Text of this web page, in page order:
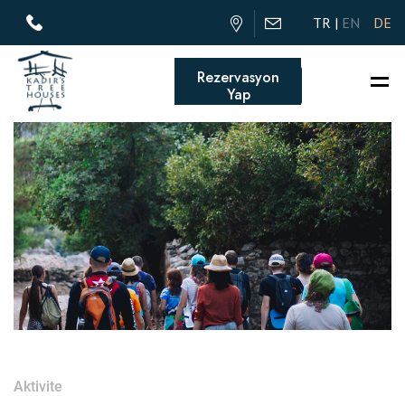
TR EN DE
Rezervasyon
Yap
Aktivite